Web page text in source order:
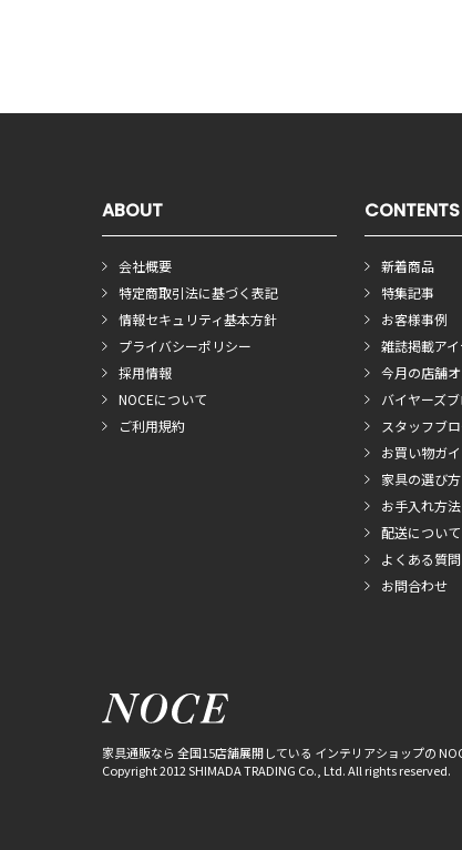
ABOUT
会社概要
特定商取引法に基づく表記
情報セキュリティ基本方針
プライバシーポリシー
採用情報
NOCEについて
ご利用規約
CONTENTS
新着商品
特集記事
お客様事例
雑誌掲載ア
今月の店舗
バイヤーズ
スタッフブ
お買い物ガ
家具の選び方
お手入れ方法
配送について
よくある質問
お問合わせ
家具通販なら 全国15店舗展開している インテリアショップの
Copyright 2012 SHIMADA TRADING Co., Ltd. All rights reserved.